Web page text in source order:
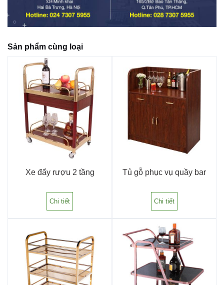
Sản phẩm cùng loại
Xe đẩy rượu 2 tầng
Chi tiết
Tủ gỗ phục vụ quầy bar
Chi tiết